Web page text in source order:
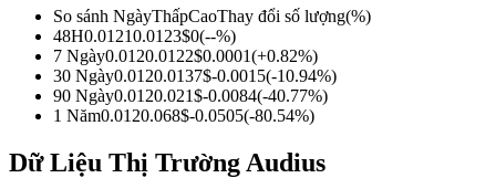
USDC Futures vĩnh cửu
So sánh NgàyThấpCaoThay đổi số lượng(%)
48H0.01210.0123$0(--%)
7 Ngày0.0120.0122$0.0001(+0.82%)
30 Ngày0.0120.0137$-0.0015(-10.94%)
90 Ngày0.0120.021$-0.0084(-40.77%)
1 Năm0.0120.068$-0.0505(-80.54%)
Dữ Liệu Thị Trường Audius